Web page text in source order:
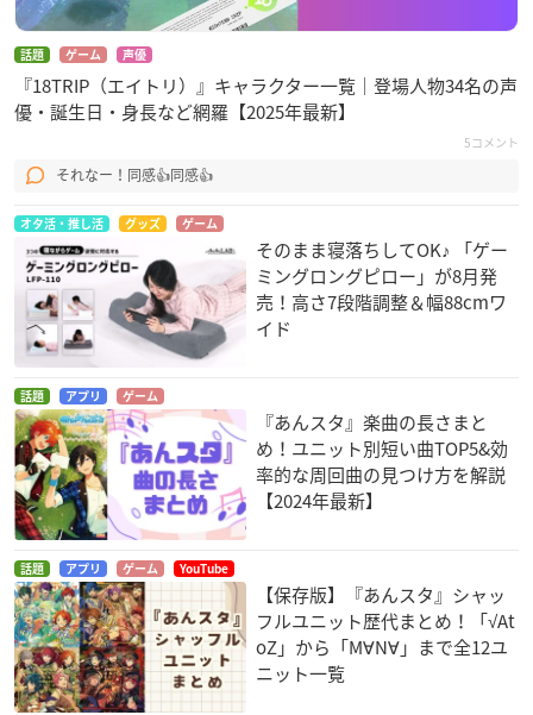
話題 ゲーム 声優
『18TRIP（エイトリ）』キャラクター一覧｜登場人物34名の声
優・誕生日・身長など網羅【2025年最新】
5コメント
それなー！同感👍同感👍
オタ活・推し活 グッズ ゲーム
そのまま寝落ちしてOK♪ 「ゲー
ミングロングピロー」が8月発
売！高さ7段階調整＆幅88cmワ
イド
話題 アプリ ゲーム
『あんスタ』楽曲の長さまと
め！ユニット別短い曲TOP5&効
率的な周回曲の見つけ方を解説
【2024年最新】
話題 アプリ ゲーム YouTube
【保存版】『あんスタ』シャッ
フルユニット歴代まとめ！「√At
oZ」から「M∀N∀」まで全12ユ
ニット一覧